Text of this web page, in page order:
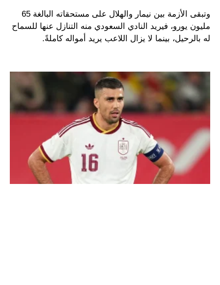
وتبقى الأزمة بين نيمار والهلال على مستحقاته البالغة 65
مليون يورو، فيريد النادي السعودي منه التنازل عنها للسماح
له بالرحيل، بينما لا يزال اللاعب يريد أمواله كاملةً.